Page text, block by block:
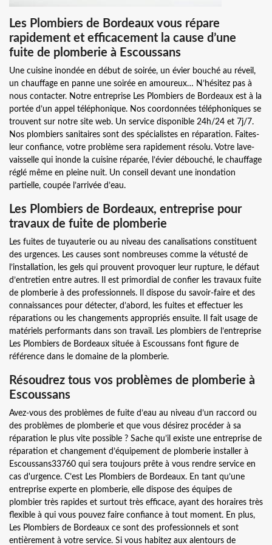
Les Plombiers de Bordeaux vous répare
rapidement et efficacement la cause d’une
fuite de plomberie à Escoussans
Une cuisine inondée en début de soirée, un évier bouché au réveil,
un chauffage en panne une soirée en amoureux… N’hésitez pas à
nous contacter. Notre entreprise Les Plombiers de Bordeaux est à la
portée d’un appel téléphonique. Nos coordonnées téléphoniques se
trouvent sur notre site web. Un service disponible 24h/24 et 7j/7.
Nos plombiers sanitaires sont des spécialistes en réparation. Faites-
leur confiance, votre problème sera rapidement résolu. Votre lave-
vaisselle qui inonde la cuisine réparée, l’évier débouché, le chauffage
réglé même en pleine nuit. Un conseil devant une inondation
partielle, coupée l’arrivée d’eau.
Les Plombiers de Bordeaux, entreprise pour
travaux de fuite de plomberie
Les fuites de tuyauterie ou au niveau des canalisations constituent
des urgences. Les causes sont nombreuses comme la vétusté de
l’installation, les gels qui prouvent provoquer leur rupture, le défaut
d’entretien entre autres. Il est primordial de confier les travaux fuite
de plomberie à des professionnels. Il dispose du savoir-faire et des
connaissances pour détecter, d’abord, les fuites et effectuer les
réparations ou les changements appropriés ensuite. Il fait usage de
matériels performants dans son travail. Les plombiers de l’entreprise
Les Plombiers de Bordeaux située à Escoussans font figure de
référence dans le domaine de la plomberie.
Résoudrez tous vos problèmes de plomberie à
Escoussans
Avez-vous des problèmes de fuite d’eau au niveau d’un raccord ou
des problèmes de plomberie et que vous désirez procéder à sa
réparation le plus vite possible ? Sache qu’il existe une entreprise de
réparation et changement d’équipement de plomberie installer à
Escoussans33760 qui sera toujours prête à vous rendre service en
cas d'urgence. C’est Les Plombiers de Bordeaux. En tant qu’une
entreprise experte en plomberie, elle dispose des équipes de
plombier très rapides et surtout très efficace, ayant des horaires très
flexible à qui vous pouvez faire confiance à tout moment. En plus,
Les Plombiers de Bordeaux ce sont des professionnels et sont
entièrement à votre service. Si vous habitez aux alentours de